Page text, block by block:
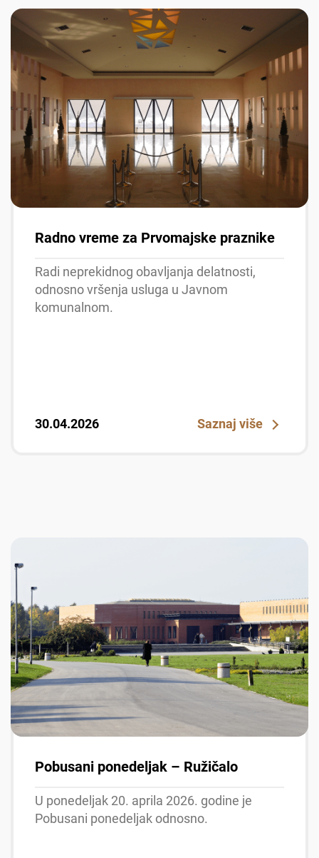
Radno vreme za Prvomajske praznike
Radi neprekidnog obavljanja delatnosti,
odnosno vršenja usluga u Javnom
komunalnom.
30.04.2026 Saznaj više
Pobusani ponedeljak – Ružičalo
U ponedeljak 20. aprila 2026. godine je
Pobusani ponedeljak odnosno.